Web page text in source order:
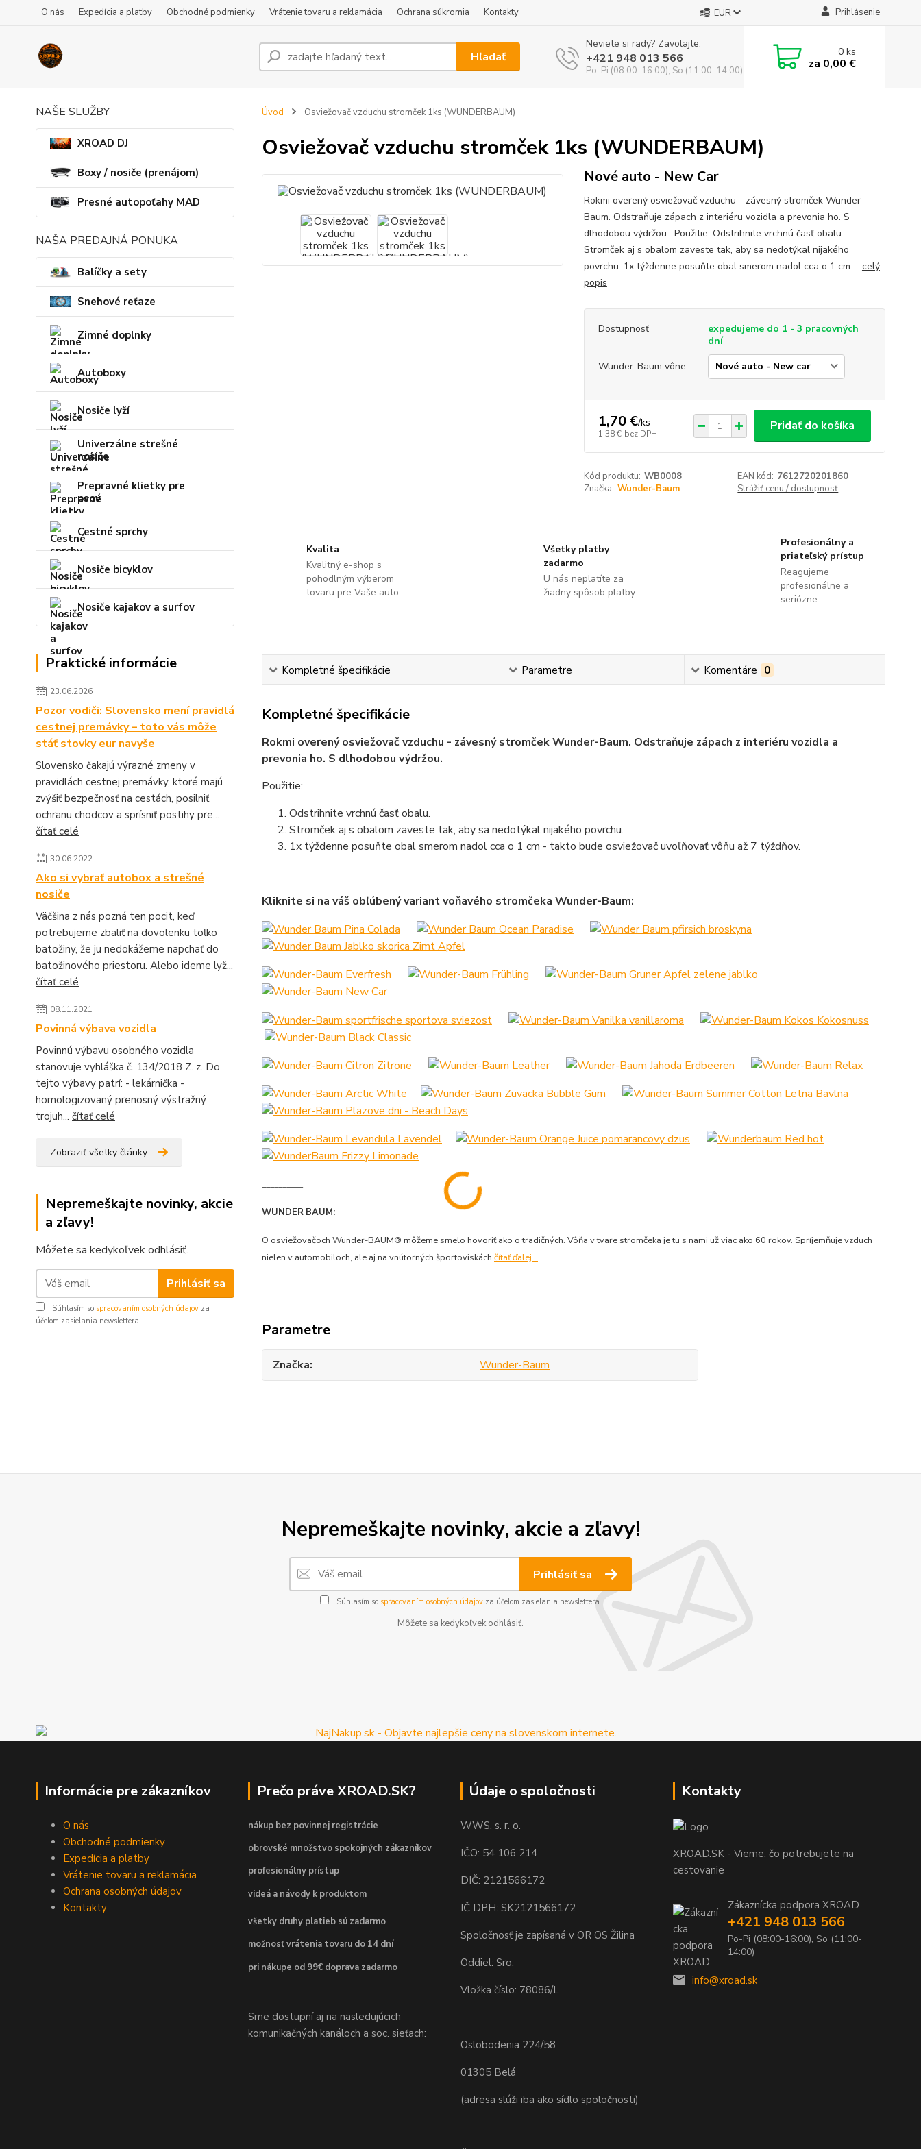
O nás Expedícia a platby Obchodné podmienky Vrátenie tovaru a reklamácia Ochrana súkromia Kontakty EUR Prihlásenie
Hľadať
Neviete si rady? Zavolajte.
+421 948 013 566
Po-Pi (08:00-16:00), So (11:00-14:00)
0ks
za 0,00 €
NAŠE SLUŽBY
XROAD DJ
Boxy / nosiče (prenájom)
Presné autopoťahy MAD
NAŠA PREDAJNÁ PONUKA
Balíčky a sety
Snehové reťaze
Zimné doplnky
Autoboxy
Nosiče lyží
Univerzálne strešné
nosiče
Prepravné klietky pre
psov
Cestné sprchy
Nosiče bicyklov
Nosiče kajakov a surfov
Praktické informácie
23.06.2026
Pozor vodiči: Slovensko mení pravidlá
cestnej premávky – toto vás môže
stáť stovky eur navyše
Slovensko čakajú výrazné zmeny v
pravidlách cestnej premávky, ktoré majú
zvýšiť bezpečnosť na cestách, posilniť
ochranu chodcov a sprísniť postihy pre...
čítať celé
30.06.2022
Ako si vybrať autobox a strešné
nosiče
Väčšina z nás pozná ten pocit, keď
potrebujeme zbaliť na dovolenku toľko
batožiny, že ju nedokážeme napchať do
batožinového priestoru. Alebo ideme lyž...
čítať celé
08.11.2021
Povinná výbava vozidla
Povinnú výbavu osobného vozidla
stanovuje vyhláška č. 134/2018 Z. z. Do
tejto výbavy patrí: - lekárnička -
homologizovaný prenosný výstražný
trojuh... čítať celé
Zobraziť všetky články
Nepremeškajte novinky, akcie
a zľavy!
Môžete sa kedykoľvek odhlásiť.
Prihlásiť sa
Súhlasím so spracovaním osobných údajov za
účelom zasielania newslettera.
Úvod Osviežovač vzduchu stromček 1ks (WUNDERBAUM)
Osviežovač vzduchu stromček 1ks (WUNDERBAUM)
Nové auto - New Car
Rokmi overený osviežovač vzduchu - závesný stromček Wunder-
Baum. Odstraňuje zápach z interiéru vozidla a prevonia ho. S
dlhodobou výdržou. Použitie: Odstrihnite vrchnú časť obalu.
Stromček aj s obalom zaveste tak, aby sa nedotýkal nijakého
povrchu. 1x týždenne posuňte obal smerom nadol cca o 1 cm ... celý
popis
Dostupnosť
expedujeme do 1 - 3 pracovných
dní
Wunder-Baum vône
1,70 €/ks
1,38 € bez DPH
Pridať do košíka
Kód produktu: WB0008 EAN kód: 7612720201860
Značka: Wunder-Baum Strážiť cenu / dostupnosť
Kvalita
Kvalitný e-shop s
pohodlným výberom
tovaru pre Vaše auto.
Všetky platby
zadarmo
U nás neplatíte za
žiadny spôsob platby.
Profesionálny a
priateľský prístup
Reagujeme
profesionálne a
seriózne.
Kompletné špecifikácie Parametre Komentáre 0
Kompletné špecifikácie
Rokmi overený osviežovač vzduchu - závesný stromček Wunder-Baum. Odstraňuje zápach z interiéru vozidla a
prevonia ho. S dlhodobou výdržou.
Použitie:
Odstrihnite vrchnú časť obalu.
Stromček aj s obalom zaveste tak, aby sa nedotýkal nijakého povrchu.
1x týždenne posuňte obal smerom nadol cca o 1 cm - takto bude osviežovač uvoľňovať vôňu až 7 týždňov.
Kliknite si na váš obľúbený variant voňavého stromčeka Wunder-Baum:
__________
WUNDER BAUM:
O osviežovačoch Wunder-BAUM® môžeme smelo hovoriť ako o tradičných. Vôňa v tvare stromčeka je tu s nami už viac ako 60 rokov. Spríjemňuje vzduch
nielen v automobiloch, ale aj na vnútorných športoviskách čítať ďalej...
Parametre
Značka Wunder-Baum
Nepremeškajte novinky, akcie a zľavy!
Prihlásiť sa
Súhlasím so spracovaním osobných údajovza účelom zasielania newslettera.
Môžete sa kedykoľvek odhlásiť.
Informácie pre zákazníkov
O nás
Obchodné podmienky
Expedícia a platby
Vrátenie tovaru a reklamácia
Ochrana osobných údajov
Kontakty
Prečo práve XROAD.SK?
nákup bez povinnej registrácie
obrovské množstvo spokojných zákazníkov
profesionálny prístup
videá a návody k produktom
všetky druhy platieb sú zadarmo
možnosť vrátenia tovaru do 14 dní
pri nákupe od 99€ doprava zadarmo
Sme dostupní aj na nasledujúcich
komunikačných kanáloch a soc. sieťach:
Údaje o spoločnosti
WWS, s. r. o.
IČO: 54 106 214
DIČ: 2121566172
IČ DPH: SK2121566172
Spoločnosť je zapísaná v OR OS Žilina
Oddiel: Sro.
Vložka číslo: 78086/L
Oslobodenia 224/58
01305 Belá
(adresa slúži iba ako sídlo spoločnosti)
Kontakty
XROAD.SK - Vieme, čo potrebujete na
cestovanie
Zákaznícka podpora XROAD
+421 948 013 566
Po-Pi (08:00-16:00), So (11:00-
14:00)
info@xroad.sk